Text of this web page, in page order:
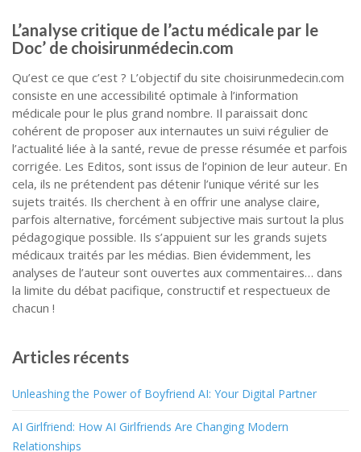
L’analyse critique de l’actu médicale par le
Doc’ de choisirunmédecin.com
Qu’est ce que c’est ? L’objectif du site choisirunmedecin.com
consiste en une accessibilité optimale à l’information
médicale pour le plus grand nombre. Il paraissait donc
cohérent de proposer aux internautes un suivi régulier de
l’actualité liée à la santé, revue de presse résumée et parfois
corrigée. Les Editos, sont issus de l’opinion de leur auteur. En
cela, ils ne prétendent pas détenir l’unique vérité sur les
sujets traités. Ils cherchent à en offrir une analyse claire,
parfois alternative, forcément subjective mais surtout la plus
pédagogique possible. Ils s’appuient sur les grands sujets
médicaux traités par les médias. Bien évidemment, les
analyses de l’auteur sont ouvertes aux commentaires… dans
la limite du débat pacifique, constructif et respectueux de
chacun !
Articles récents
Unleashing the Power of Boyfriend AI: Your Digital Partner
AI Girlfriend: How AI Girlfriends Are Changing Modern
Relationships